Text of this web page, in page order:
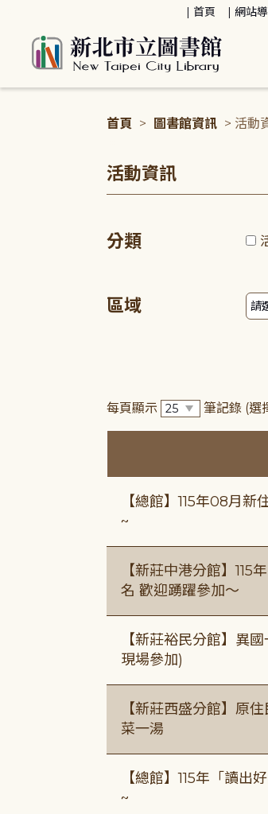
首頁 網站
首頁 > 圖書館資訊 > 活動
活動資訊
分類
區域
每頁顯示 筆記錄 (選
【總館】115年08月
~
【新莊中港分館】
名 歡迎踴躍參加～
【新莊裕民分館】異
現場參加)
【新莊西盛分館】原
菜一湯
【總館】115年「讀
~